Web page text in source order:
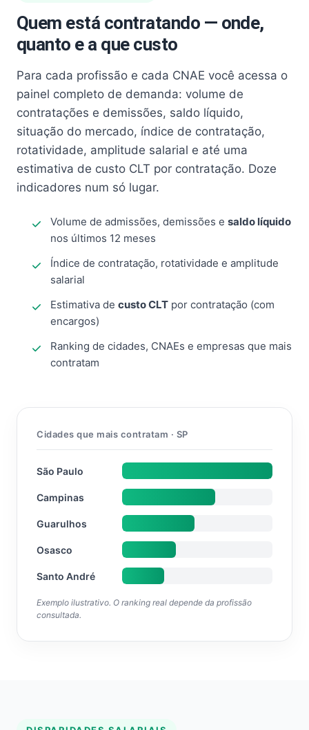
Quem está contratando — onde,
quanto e a que custo
Para cada profissão e cada CNAE você acessa o
painel completo de demanda: volume de
contratações e demissões, saldo líquido,
situação do mercado, índice de contratação,
rotatividade, amplitude salarial e até uma
estimativa de custo CLT por contratação. Doze
indicadores num só lugar.
Volume de admissões, demissões e saldo líquido
nos últimos 12 meses
Índice de contratação, rotatividade e amplitude
salarial
Estimativa de custo CLT por contratação (com
encargos)
Ranking de cidades, CNAEs e empresas que mais
contratam
Cidades que mais contratam · SP
São Paulo
Campinas
Guarulhos
Osasco
Santo André
Exemplo ilustrativo. O ranking real depende da profissão
consultada.